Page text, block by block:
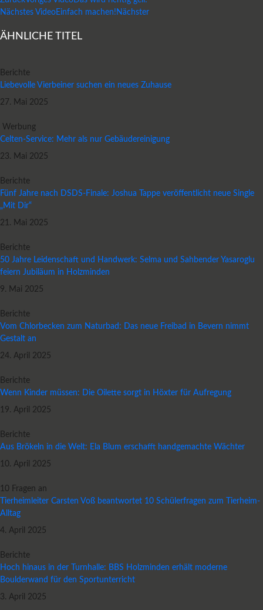
Nächstes VideoEinfach machen! Nächster
ÄHNLICHE TITEL
Berichte
Liebevolle Vierbeiner suchen ein neues Zuhause
27. Mai 2025
Werbung
Celten-Service: Mehr als nur Gebäudereinigung
23. Mai 2025
Berichte
Fünf Jahre nach DSDS-Finale: Joshua Tappe veröffentlicht neue Single
„Mit Dir“
21. Mai 2025
Berichte
50 Jahre Leidenschaft und Handwerk: Selma und Sahbender Yasaroglu
feiern Jubiläum in Holzminden
9. Mai 2025
Berichte
Vom Chlorbecken zum Naturbad: Das neue Freibad in Bevern nimmt
Gestalt an
24. April 2025
Berichte
Wenn Kinder müssen: Die Oilette sorgt in Höxter für Aufregung
19. April 2025
Berichte
Aus Brökeln in die Welt: Ela Blum erschafft handgemachte Wächter
10. April 2025
10 Fragen an
Tierheimleiter Carsten Voß beantwortet 10 Schülerfragen zum Tierheim-
Alltag
4. April 2025
Berichte
Hoch hinaus in der Turnhalle: BBS Holzminden erhält moderne
Boulderwand für den Sportunterricht
3. April 2025